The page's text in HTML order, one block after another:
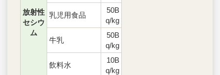
放射性
セシウ
ム
乳児用食品
50B
q/kg
牛乳
50B
q/kg
飲料水
10B
q/kg